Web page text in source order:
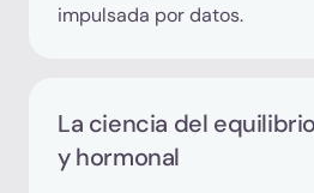
impulsada por datos.
La ciencia del
y hormonal